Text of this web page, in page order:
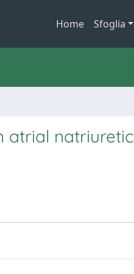
Home Sfoglia
atrial natriuretic